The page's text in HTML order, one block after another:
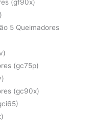
(gf90x)
5 Queimadores
(gc75p)
(gc90x)